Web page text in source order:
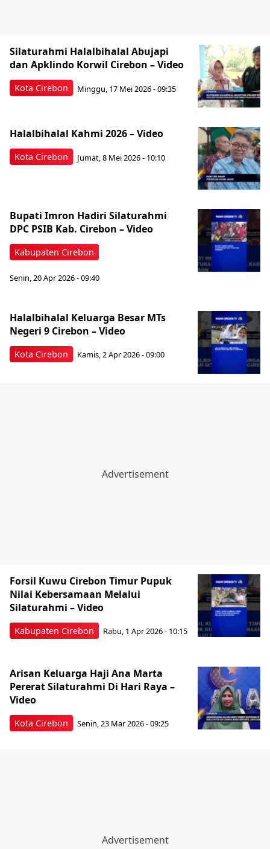
Kota Cirebon
Silaturahmi Halalbihalal Abujapi
dan Apklindo Korwil Cirebon – Video
Minggu, 17 Mei 2026 - 09:35
Kota Cirebon
Halalbihalal Kahmi 2026 – Video
Jumat, 8 Mei 2026 - 10:10
Kabupaten Cirebon
Bupati Imron Hadiri Silaturahmi
DPC PSIB Kab. Cirebon – Video
Senin, 20 Apr 2026 - 09:40
Kota Cirebon
Halalbihalal Keluarga Besar MTs
Negeri 9 Cirebon – Video
Kamis, 2 Apr 2026 - 09:00
Kabupaten Cirebon
Forsil Kuwu Cirebon Timur Pupuk
Nilai Kebersamaan Melalui
Silaturahmi – Video
Rabu, 1 Apr 2026 - 10:15
Kota Cirebon
‎Arisan Keluarga Haji Ana Marta
Pererat Silaturahmi Di Hari Raya –
Video
Senin, 23 Mar 2026 - 09:25